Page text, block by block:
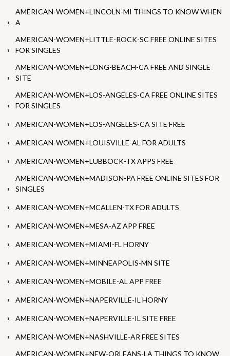
AMERICAN-WOMEN+LINCOLN-MI THINGS TO KNOW WHEN
A
AMERICAN-WOMEN+LITTLE-ROCK-SC FREE ONLINE SITES
FOR SINGLES
AMERICAN-WOMEN+LONG-BEACH-CA FREE AND SINGLE
SITE
AMERICAN-WOMEN+LOS-ANGELES-CA FREE ONLINE SITES
FOR SINGLES
AMERICAN-WOMEN+LOS-ANGELES-CA SITE FREE
AMERICAN-WOMEN+LOUISVILLE-AL FOR ADULTS
AMERICAN-WOMEN+LUBBOCK-TX APPS FREE
AMERICAN-WOMEN+MADISON-PA FREE ONLINE SITES FOR
SINGLES
AMERICAN-WOMEN+MCALLEN-TX FOR ADULTS
AMERICAN-WOMEN+MESA-AZ APP FREE
AMERICAN-WOMEN+MIAMI-FL HORNY
AMERICAN-WOMEN+MINNEAPOLIS-MN SITE
AMERICAN-WOMEN+MOBILE-AL APP FREE
AMERICAN-WOMEN+NAPERVILLE-IL HORNY
AMERICAN-WOMEN+NAPERVILLE-IL SITE FREE
AMERICAN-WOMEN+NASHVILLE-AR FREE SITES
AMERICAN-WOMEN+NEW-ORLEANS-LA THINGS TO KNOW